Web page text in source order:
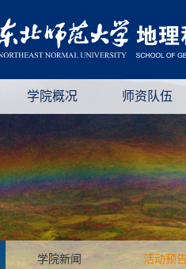
学院概况 师资队伍
学院新闻 活动预